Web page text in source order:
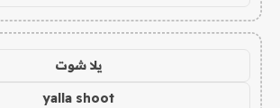
يلا شوت
yalla shoot